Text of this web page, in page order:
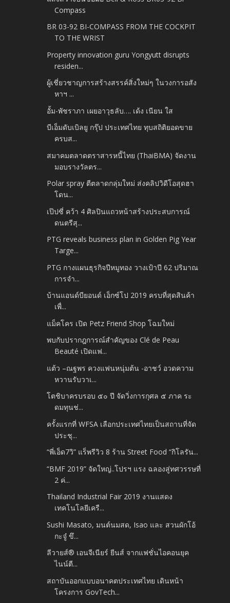
Compass
BR 03-92 BI-COMPASS FROM THE COCKPIT
TO THE WRIST
Property innovation guru Yongyutt disrupts
residen...
ผู้เชี่ยวชาญการสร้างสรรค์สิ่งใหม่ๆ ในวงการอสัง
หาฯ ...
อั้ม-พัชราภา เผยอาวุธลับ…. เด้ง เนียน ใส
บีเอ็มดับเบิลยู กรุ๊ป ประเทศไทย ทุบสถิติยอดขาย
ครบส...
สมาคมตลาดตราสารหนี้ไทย (ThaiBMA) จัดงาน
มอบรางวัลตร...
Polar spray ตีตลาดกลุ่มใหม่ ส่งคลิปวิดีโอสุดฮา
โดน...
เป๊ปซี่ คว้า 4 ศิลปินแถวหน้าสร้างประสบการณ์
ดนตรีสุ...
PTG reveals business plan in Golden Pig Year
Targe...
PTG กางแผนธุรกิจปีหมูทอง วางเป้าปี 62 ปริมาณ
การจำ...
บ้านแอนด์บียอนด์ เอ็กซ์โป 2019 ครบที่สุดสินค้า
เพื่...
แม็คโคร เปิด Petz Friend Shop โฉมใหม่
พบกับปรากฎการณ์สำคัญของ Clé de Peau
Beauté เปิดแฟ...
แต้ว –ณฐพร ควงแฟนหนุ่มต้น -อาชว์ อวดความ
หวานรับวาเ...
โตชิบาครบรอบ ๕๐ ปี จัดวิ่งการกุศล ๕ ภาค ระ
ดมทุนช่...
ครั้งแรกที่ WFSA เลือกประเทศไทยเป็นสถานที่จัด
ประชุ...
“พี่เอ็ด7วิ” แร็พรีวิว 8 ร้าน Street Food “กิโลรัน...
“BMF 2019” จัดใหญ่..โปรฯ แรง ฉลองสู่ทศวรรษที่
2 ค่...
Thailand Industrial Fair 2019 งานแสดง
เทคโนโลยีเครื...
Sushi Masato, มนต์นมสด, Isao และ สวนผักโอ้
กะจู๋ ขึ...
ลีวายส์® เอนจีเนียร์ ยีนส์ จากแฟชั่นไอคอนยุค
ไนน์ตี...
สถาบันออกแบบอนาคตประเทศไทย เดินหน้า
โครงการ GovTech...